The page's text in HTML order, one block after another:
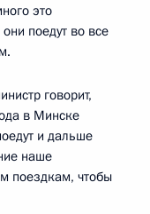
это
поедут во все
говорит,
в Минске
и дальше
наше
поездкам, чтобы